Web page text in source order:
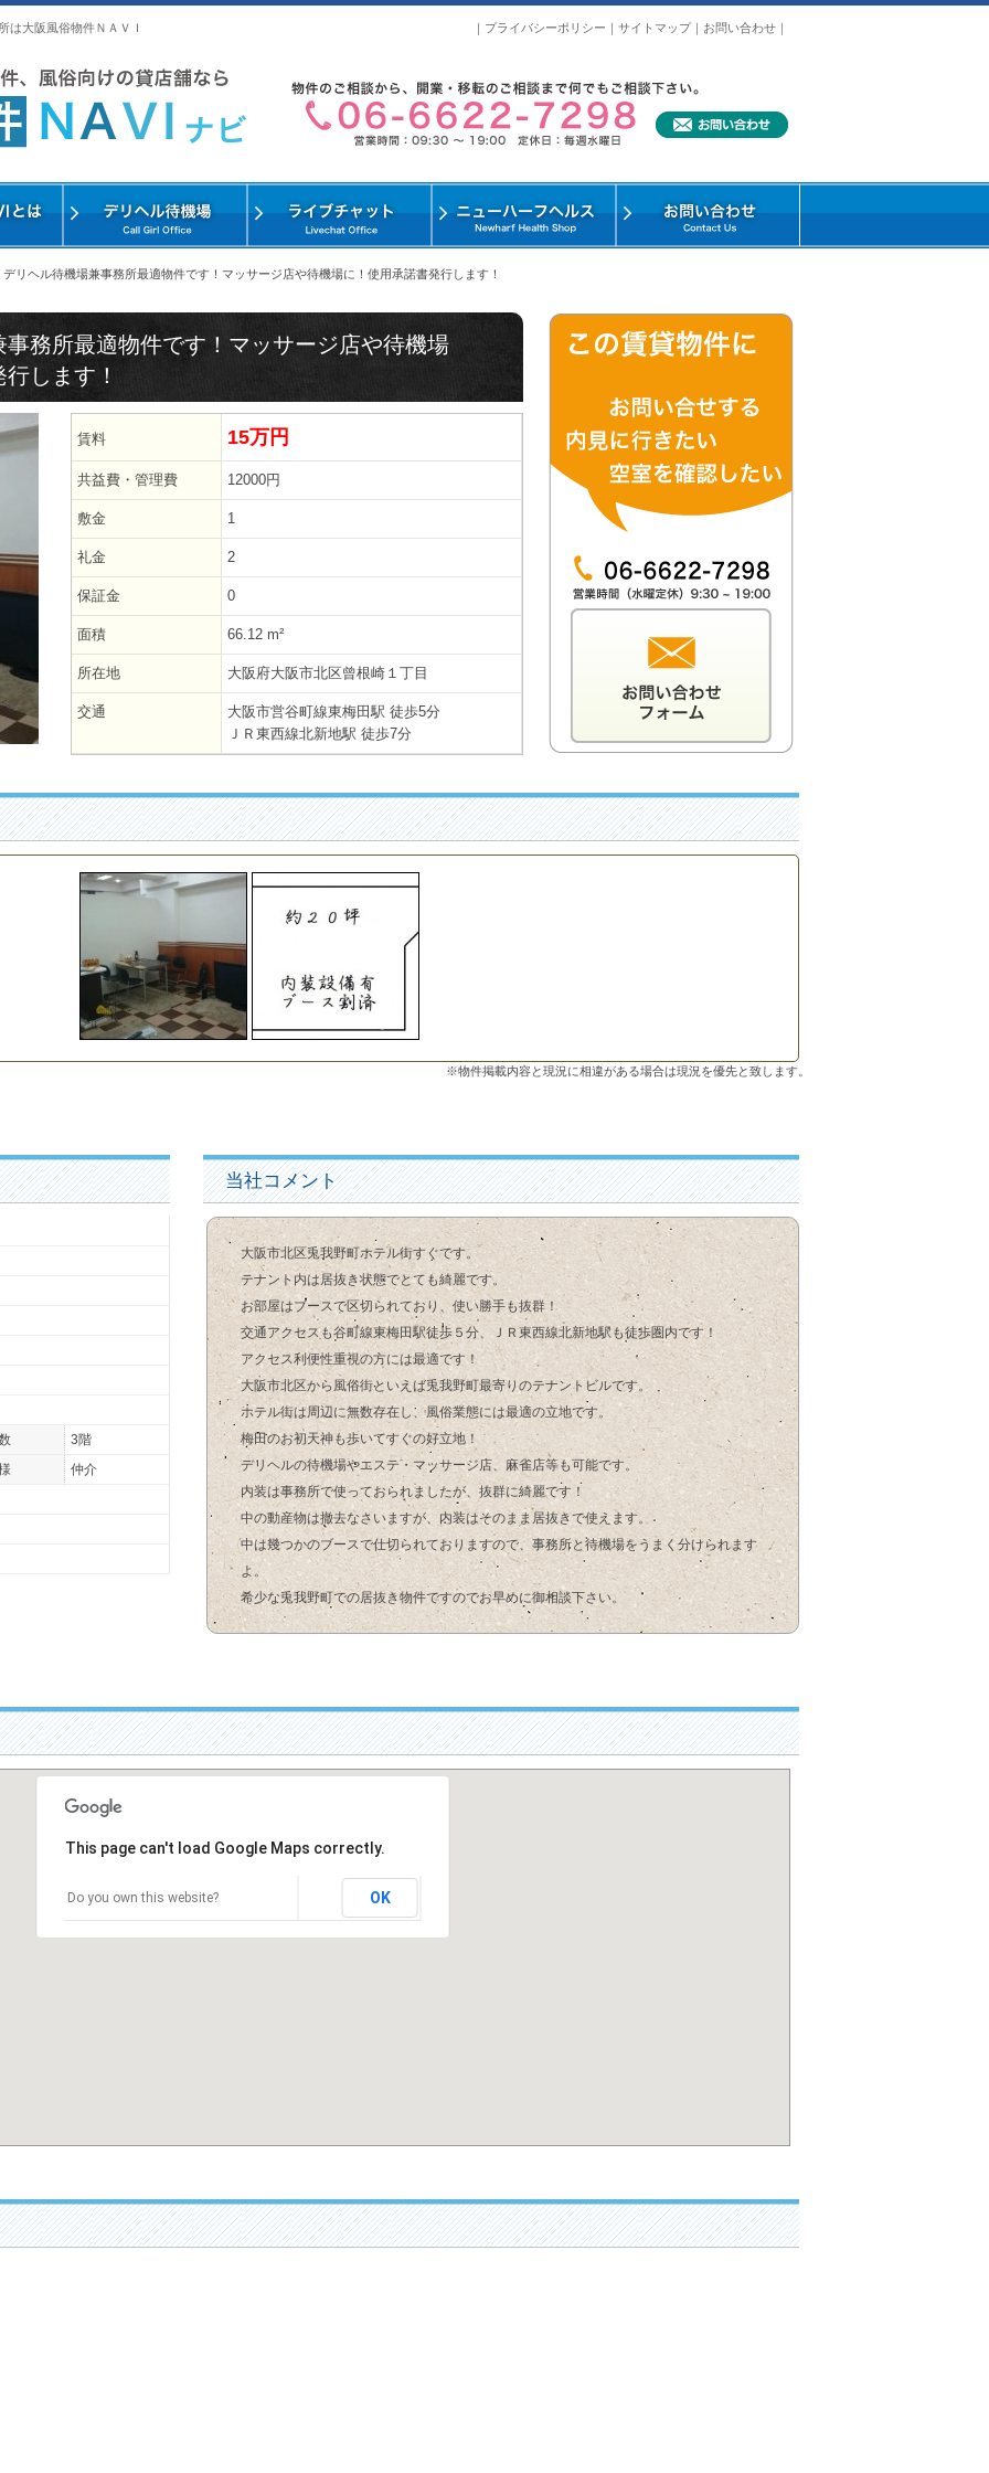
は大阪風俗物件ＮＡＶＩ ｜ プライバシーポリシー ｜ サイトマップ｜ お問い合わせ ｜
デリヘル待機場兼事務所最適物件です！マッサージ店や待機場に！使用承諾書発行します！
務所最適物件です！マッサージ店や待機場
します！
賃料 15万円
共益費・管理費 12000円
敷金 1
礼金 2
保証金 0
面積 66.12 m²
所在地 大阪府大阪市北区曾根崎１丁目
交通
大阪市営谷町線東梅田駅 徒歩5分
ＪＲ東西線北新地駅 徒歩7分
3階
仲介
当社コメント
大阪市北区兎我野町ホテル街すぐです。
テナント内は居抜き状態でとても綺麗です。
お部屋はブースで区切られており、使い勝手も抜群！
交通アクセスも谷町線東梅田駅徒歩５分、ＪＲ東西線北新地駅も徒歩圏内です！
アクセス利便性重視の方には最適です！
大阪市北区から風俗街といえば兎我野町最寄りのテナントビルです。
ホテル街は周辺に無数存在し、風俗業態には最適の立地です。
梅田のお初天神も歩いてすぐの好立地！
デリヘルの待機場やエステ・マッサージ店、麻雀店等も可能です。
内装は事務所で使っておられましたが、抜群に綺麗です！
中の動産物は撤去なさいますが、内装はそのまま居抜きで使えます。
中は幾つかのブースで仕切られておりますので、事務所と待機場をうまく分けられます
よ。
希少な兎我野町での居抜き物件ですのでお早めに御相談下さい。
This page can't load Google Maps correctly.
Do you own this website? OK
※物件掲載内容と現況に相違がある場合は現況を優先と致します。